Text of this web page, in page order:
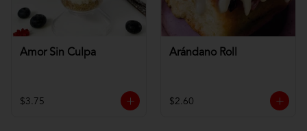
Amor Sin Culpa
$3.75
Arándano Roll
$2.60